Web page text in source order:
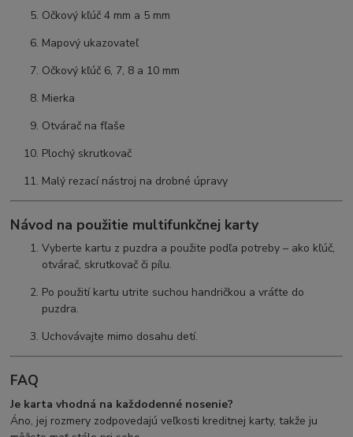
Očkový kľúč 4 mm a 5 mm
Mapový ukazovateľ
Očkový kľúč 6, 7, 8 a 10 mm
Mierka
Otvárač na fľaše
Plochý skrutkovač
Malý rezací nástroj na drobné úpravy
Návod na použitie multifunkčnej karty
Vyberte kartu z puzdra a použite podľa potreby – ako kľúč,
otvárač, skrutkovač či pílu.
Po použití kartu utrite suchou handričkou a vráťte do
puzdra.
Uchovávajte mimo dosahu detí.
FAQ
Je karta vhodná na každodenné nosenie?
Áno, jej rozmery zodpovedajú veľkosti kreditnej karty, takže ju